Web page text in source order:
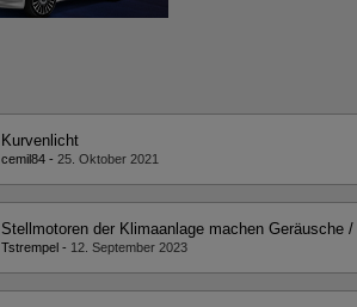
Kurvenlicht
cemil84 -25. Oktober 2021
Tstrempel - 12. September 2023